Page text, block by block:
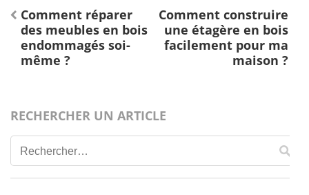
Navigation
de
l’article
Comment réparer
des meubles en bois
endommagés soi-
même ?
Comment construire
une étagère en bois
facilement pour ma
maison ?
RECHERCHER UN ARTICLE
Rechercher :